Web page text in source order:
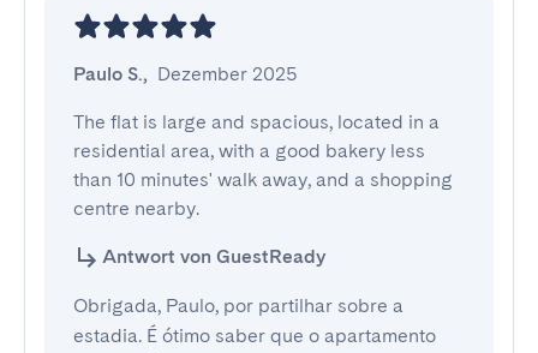
Paulo S., Dezember 2025
The flat is large and spacious, located in a
residential area, with a good bakery less
than 10 minutes' walk away, and a shopping
centre nearby.
Antwort von GuestReady
Obrigada, Paulo, por partilhar sobre a
estadia. É ótimo saber que o apartamento